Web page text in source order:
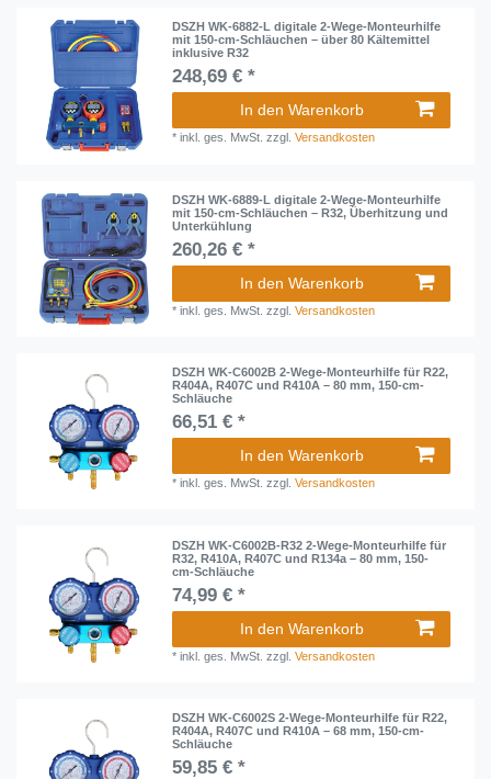
DSZH WK-6882-L digitale 2-Wege-Monteurhilfe
mit 150-cm-Schläuchen – über 80 Kältemittel
inklusive R32
248,69 € *
In den Warenkorb
*inkl. ges. MwSt. zzgl.Versandkosten
DSZH WK-6889-L digitale 2-Wege-Monteurhilfe
mit 150-cm-Schläuchen – R32, Überhitzung und
Unterkühlung
260,26 € *
In den Warenkorb
*inkl. ges. MwSt. zzgl.Versandkosten
DSZH WK-C6002B 2-Wege-Monteurhilfe für R22,
R404A, R407C und R410A – 80 mm, 150-cm-
Schläuche
66,51 € *
In den Warenkorb
*inkl. ges. MwSt. zzgl.Versandkosten
DSZH WK-C6002B-R32 2-Wege-Monteurhilfe für
R32, R410A, R407C und R134a – 80 mm, 150-
cm-Schläuche
74,99 € *
In den Warenkorb
*inkl. ges. MwSt. zzgl.Versandkosten
DSZH WK-C6002S 2-Wege-Monteurhilfe für R22,
R404A, R407C und R410A – 68 mm, 150-cm-
Schläuche
59,85 € *